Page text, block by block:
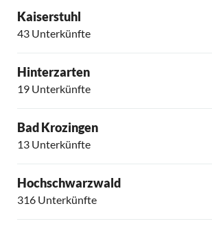
Kaiserstuhl
43 Unterkünfte
Hinterzarten
19 Unterkünfte
Bad Krozingen
13 Unterkünfte
Hochschwarzwald
316 Unterkünfte